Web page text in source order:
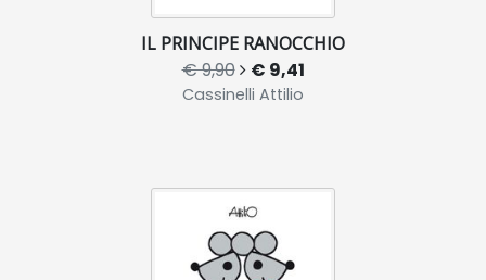
IL PRINCIPE RANOCCHIO
€ 9,90 € 9,41
Cassinelli Attilio